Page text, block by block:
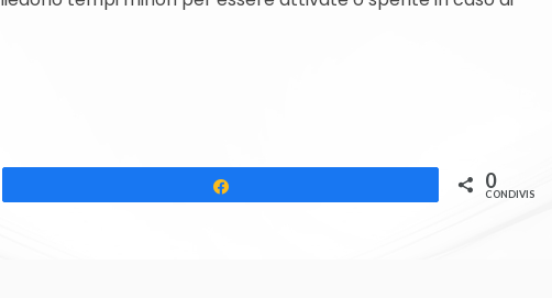
0
CONDIVISIONI